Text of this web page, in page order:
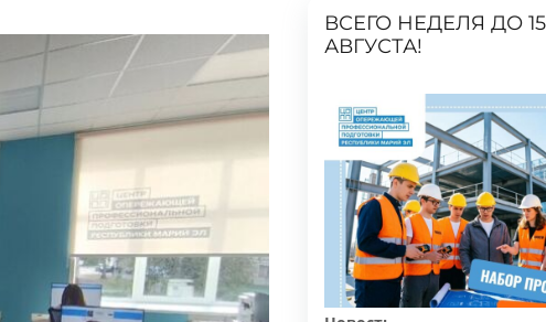
ВСЕГО НЕДЕЛЯ ДО 15
АВГУСТА!
Новость